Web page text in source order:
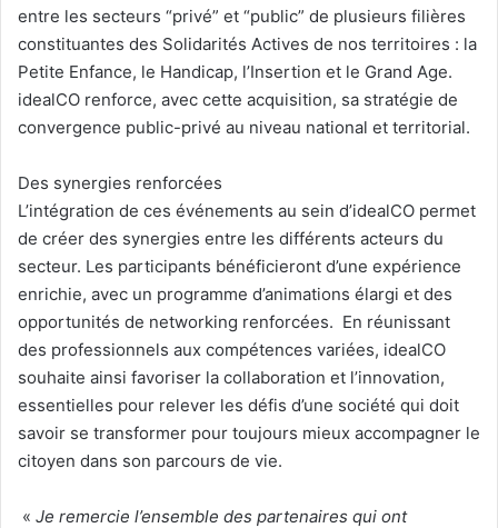
entre les secteurs “privé” et “public” de plusieurs filières
constituantes des Solidarités Actives de nos territoires : la
Petite Enfance, le Handicap, l’Insertion et le Grand Age.
idealCO renforce, avec cette acquisition, sa stratégie de
convergence public-privé au niveau national et territorial.
Des synergies renforcées
L’intégration de ces événements au sein d’idealCO permet
de créer des synergies entre les différents acteurs du
secteur. Les participants bénéficieront d’une expérience
enrichie, avec un programme d’animations élargi et des
opportunités de networking renforcées. En réunissant
des professionnels aux compétences variées, idealCO
souhaite ainsi favoriser la collaboration et l’innovation,
essentielles pour relever les défis d’une société qui doit
savoir se transformer pour toujours mieux accompagner le
citoyen dans son parcours de vie.
« Je remercie l’ensemble des partenaires qui ont